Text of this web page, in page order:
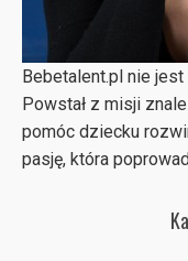
Bebetalent.pl nie
Powstał z misji
pomóc dziecku
pasję, która